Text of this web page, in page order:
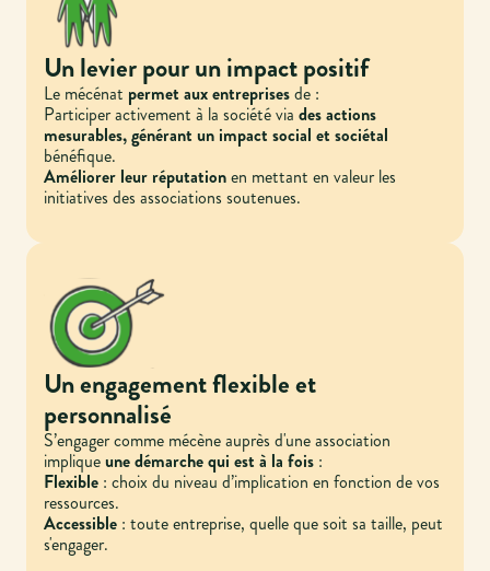
Un levier pour un impact positif
Le mécénat permet aux entreprisesde :
Participer activement à la société viades actions
mesurables, générant un impact social et sociétal
bénéfique.
Améliorer leur réputationen mettant en valeur les
initiatives des associations soutenues.
Un engagement flexible et
personnalisé
S’engager comme mécène auprès d'une association
impliqueune démarche qui est à la fois :
Flexible : choix du niveau d’implication en fonction de vos
ressources.
Accessible : toute entreprise, quelle que soit sa taille, peut
s'engager.